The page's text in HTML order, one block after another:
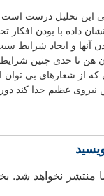
این تحلیل درست است
داده با بودن
آنها و ایجاد شرایط
هن تا حدی چنین
که از شعارهای بی
نیروی عظیم جدا کند دور
منتشر نخواهد شد.